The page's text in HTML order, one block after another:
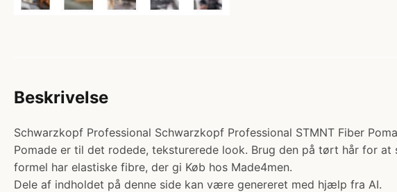
Beskrivelse
Schwarzkopf Professional Schwarzkopf Professional STMNT Fiber
Pomade er til det rodede, teksturerede look. Brug den på tørt hår for
formel har elastiske fibre, der gi Køb hos Made4men.
Dele af indholdet på denne side kan være genereret med hjælp fra AI.